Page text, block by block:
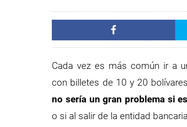
Cada vez es más común ir a
con billetes de 10 y 20
no sería un gran problema si
o si al salir de la entidad